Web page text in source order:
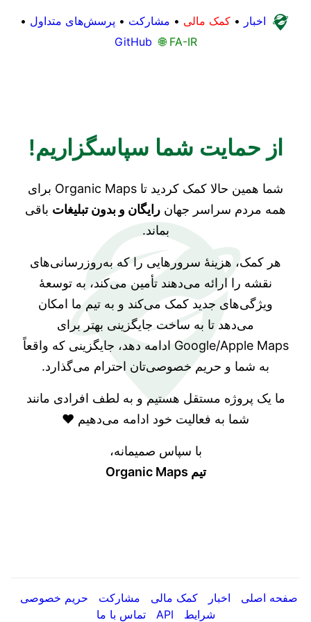
اخبار •کمک مالی • مشارکت • پرسش‌های متداول •
GitHub 🌐 FA-IR
از حمایت شما سپاسگزاریم!
شما همین حالا کمک کردید تا Organic Maps برای
همه مردم سراسر جهان رایگان و بدون تبلیغات باقی
بماند.
هر کمک، هزینهٔ سرورهایی را که به‌روزرسانی‌های
نقشه را ارائه می‌دهند تأمین می‌کند، به توسعهٔ
ویژگی‌های جدید کمک می‌کند و به تیم ما امکان
می‌دهد تا به ساخت جایگزینی بهتر برای
Google/Apple Maps ادامه دهد، جایگزینی که واقعاً
به شما و حریم خصوصی‌تان احترام می‌گذارد.
ما یک پروژه مستقل هستیم و به لطف افرادی مانند
شما به فعالیت خود ادامه می‌دهیم ❤️
با سپاس صمیمانه،
تیم Organic Maps
صفحه اصلی اخبار کمک مالی مشارکت
حریم خصوصی
شرایط
API تماس با ما